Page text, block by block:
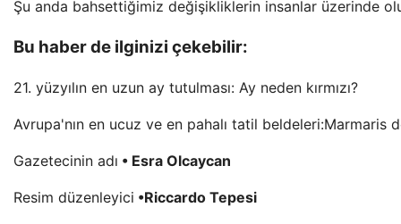
Şu anda bahsettiğimiz değişikliklerin insanlar üzerinde
Bu haber de ilginizi çekebilir:
21. yüzyılın en uzun ay tutulması: Ay neden kırmızı?
Avrupa'nın en ucuz ve en pahalı tatil beldeleri:Marmaris
Gazetecinin adı • Esra Olcaycan
Resim düzenleyici •Riccardo Tepesi